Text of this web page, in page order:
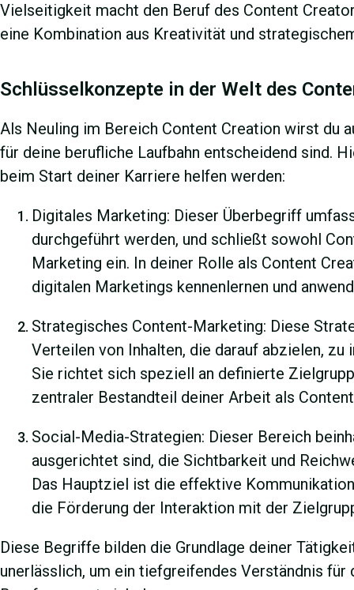
Vielseitigkeit macht den Beruf des Content
eine Kombination aus Kreativität und
Schlüsselkonzepte in der Welt des
Als Neuling im Bereich Content Creation wirst du
für deine berufliche Laufbahn entscheidend sind.
beim Start deiner Karriere helfen werden:
Digitales Marketing: Dieser Überbegriff
durchgeführt werden, und schließt sowohl
Marketing ein. In deiner Rolle als Content
digitalen Marketings kennenlernen und
Strategisches Content-Marketing: Diese
Verteilen von Inhalten, die darauf abzielen,
Sie richtet sich speziell an definierte
zentraler Bestandteil deiner Arbeit als
Social-Media-Strategien: Dieser Bereich
ausgerichtet sind, die Sichtbarkeit und
Das Hauptziel ist die effektive
die Förderung der Interaktion mit der
Diese Begriffe bilden die Grundlage deiner
unerlässlich, um ein tiefgreifendes Verständnis